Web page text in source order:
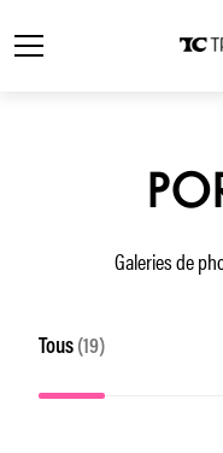
Galeries de
Tous (19)